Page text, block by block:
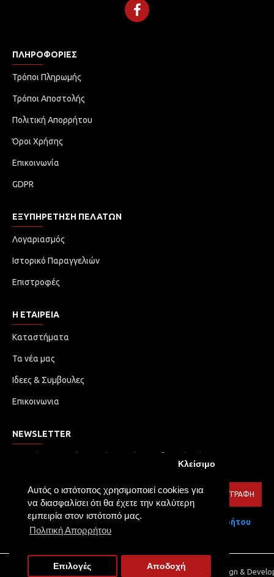
Αυτός ο ιστότοπος χρησιμοποιεί cookies για
να διασφαλίσει ότι θα έχετε την καλύτερη
εμπειρία στον ιστότοπό μας.
Πολιτική Απορρήτου
Κλείσιμο
Επιλογές Αποδοχή
ΠΛΗΡΟΦΟΡΊΕΣ
Τρόποι Πληρωμής
Τρόποι Αποστολής
Πολιτική Απορρήτου
Όροι Χρήσης
Επικοινωνία
GDPR
ΕΞΥΠΗΡΈΤΗΣΗ ΠΕΛΑΤΏΝ
Λογαριασμός
Ιστορικό Παραγγελιών
Επιστροφές
Η ΕΤΑΙΡΕΙΑ
Καταστήματα
Τα νέα μας
Ιδεες & Συμβουλες
Επικοινωνια
NEWSLETTER
ΕΓΓΡΑΦΉ
Έχω διαβάσει και αποδέχομαι τους Πολιτική Απορρήτου
Copyright © 2021, TOLIA LED, All Rights Reserved | Web Design &